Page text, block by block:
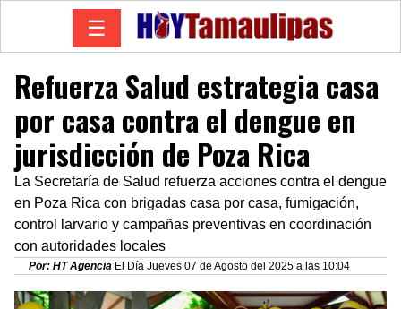
☰
Refuerza Salud estrategia casa
por casa contra el dengue en
jurisdicción de Poza Rica
La Secretaría de Salud refuerza acciones contra el dengue
en Poza Rica con brigadas casa por casa, fumigación,
control larvario y campañas preventivas en coordinación
con autoridades locales
Por: HT Agencia El Día Jueves 07 de Agosto del 2025 a las 10:04